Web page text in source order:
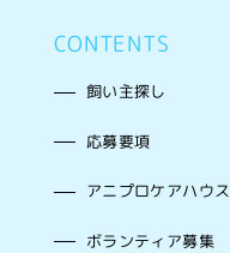
CONTENTS
飼い主探し
応募要項
アニプロケアハウス
ボランティア募集